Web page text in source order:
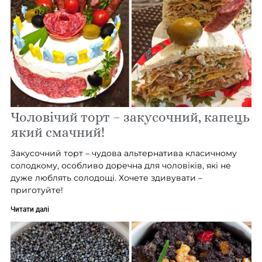
Чоловічий торт – закусочний, капець
який смачний!
Закусочний торт – чудова альтернатива класичному
солодкому, особливо доречна для чоловіків, які не
дуже люблять солодощі. Хочете здивувати –
приготуйте!
Читати далі